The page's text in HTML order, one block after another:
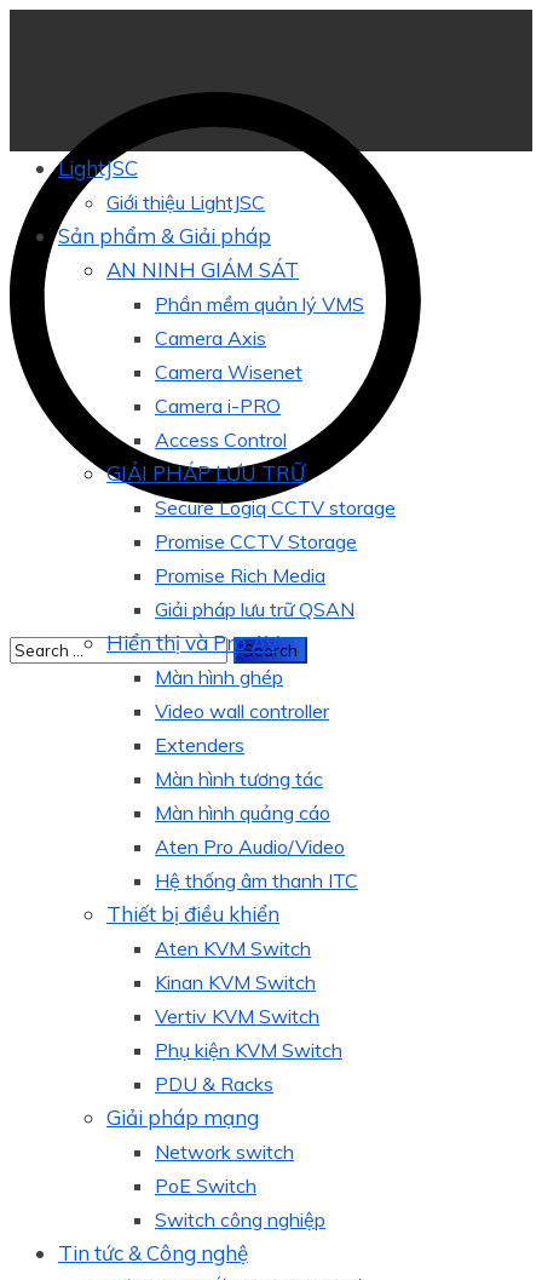
LightJSC
Giới thiệu LightJSC
Sản phẩm & Giải pháp
AN NINH GIÁM SÁT
Phần mềm quản lý VMS
Camera Axis
Camera Wisenet
Camera i-PRO
Access Control
GIẢI PHÁP LƯU TRỮ
Secure Logiq CCTV storage
Promise CCTV Storage
Promise Rich Media
Giải pháp lưu trữ QSAN
Hiển thị và Pro AV
Màn hình ghép
Video wall controller
Extenders
Màn hình tương tác
Màn hình quảng cáo
Aten Pro Audio/Video
Hệ thống âm thanh ITC
Thiết bị điều khiển
Aten KVM Switch
Kinan KVM Switch
Vertiv KVM Switch
Phụ kiện KVM Switch
PDU & Racks
Giải pháp mạng
Network switch
PoE Switch
Switch công nghiệp
Tin tức & Công nghệ